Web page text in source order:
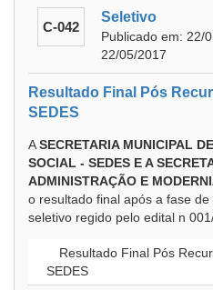
C-042
Seletivo
Publicado em: 22/
22/05/2017
Resultado Final Pós
SEDES
ASECRETARIA MUNICIPAL
SOCIAL - SEDES E A
ADMINISTRAÇÃO E
o resultado final após a fase
seletivo regido pelo edital n
Resultado Final Pós
SEDES